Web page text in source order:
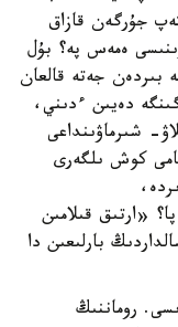
جۇرگەن قازاق
ەمەس پە؟ بۇل
بىردەن جەتە قالعان
دەيىن ءدىني،
شىرماۋىنداعى
كوش ىلگەرى
«ارتىق قىلامىن
بارلىعىن دا
روماننىڭ